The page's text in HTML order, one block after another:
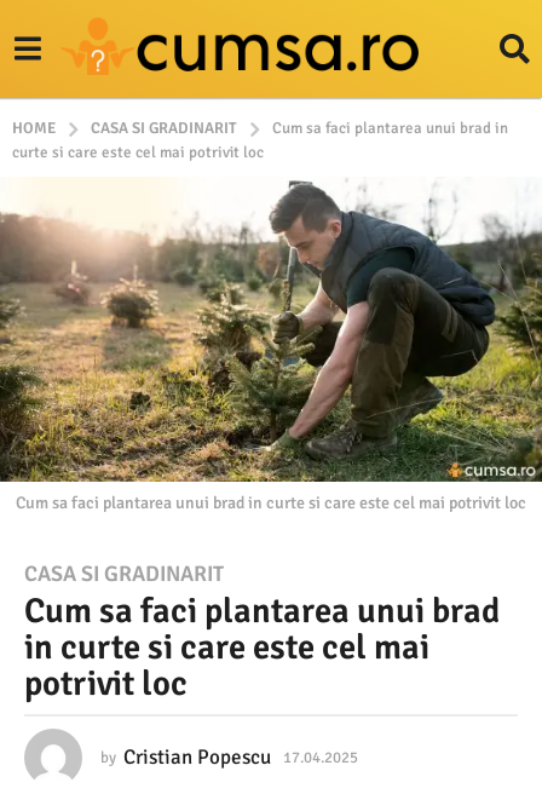
HOME CASA SI GRADINARIT
Cum sa faci plantarea unui brad in
curte si care este cel mai potrivit loc
Cum sa faci plantarea unui brad in curte si care este cel mai potrivit loc
1
7
.
0
.
CASA SI GRADINARIT
Cum sa faci plantarea unui brad
in curte si care este cel mai
potrivit loc
by Cristian Popescu 17.04.2025